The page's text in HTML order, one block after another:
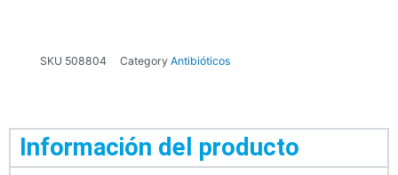
SKU 508804 Category Antibióticos
Información del producto